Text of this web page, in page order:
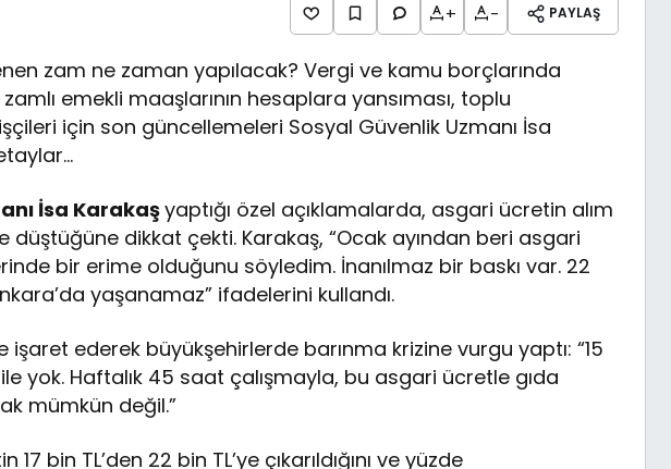
+ - PAYLAŞ
zam ne zaman yapılacak? Vergi ve kamu borçlarında
emekli maaşlarının hesaplara yansıması, toplu
için son güncellemeleri Sosyal Güvenlik Uzmanı İsa
İsa Karakaşyaptığı özel açıklamalarda, asgari ücretin alım
dikkat çekti. Karakaş, “Ocak ayından beri asgari
bir erime olduğunu söyledim. İnanılmaz bir baskı var. 22
yaşanamaz” ifadelerini kullandı.
işaret ederek büyükşehirlerde barınma krizine vurgu yaptı: “15
yok. Haftalık 45 saat çalışmayla, bu asgari ücretle gıda
mümkün değil.”
bin TL’den 22 bin TL’ye çıkarıldığını ve yüzde